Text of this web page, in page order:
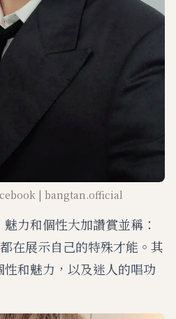
| bangtan.official
力和個性大加讚賞並稱：
在展示自己的特殊才能。其
和魅力，以及迷人的唱功